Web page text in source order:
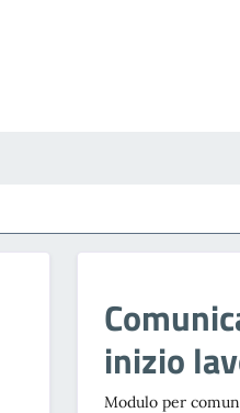
inizio
Modulo per